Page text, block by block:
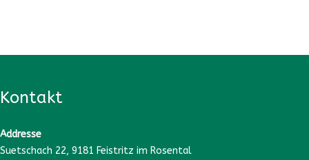
Kontakt
Addresse
Suetschach 22, 9181 Feistritz im Rosental